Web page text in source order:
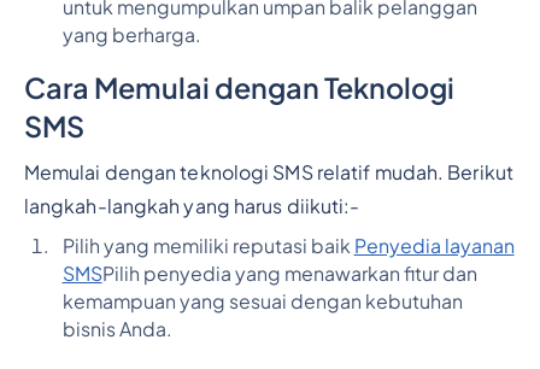
untuk mengumpulkan umpan balik pelanggan
yang berharga.
Cara Memulai dengan Teknologi
SMS
Memulai dengan teknologi SMS relatif mudah. Berikut
langkah-langkah yang harus diikuti:-
Pilih yang memiliki reputasi baik Penyedia layanan
SMSPilih penyedia yang menawarkan fitur dan
kemampuan yang sesuai dengan kebutuhan
bisnis Anda.